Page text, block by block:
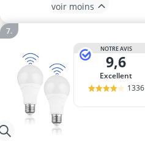
voir moins
NOTRE AVIS
9,6
Excellent
1336